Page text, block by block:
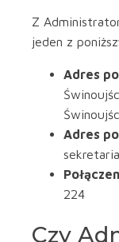
Z
jeden z
Adres
Adres
224
Czy